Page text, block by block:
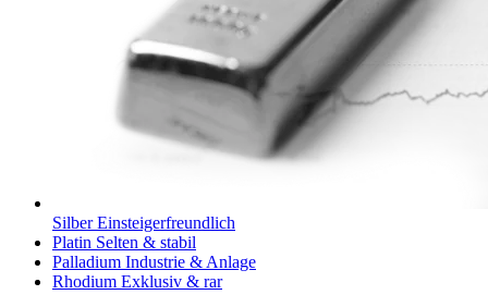
Silber Einsteiger­freundlich
Platin Selten & stabil
Palladium Industrie & Anlage
Rhodium Exklusiv & rar